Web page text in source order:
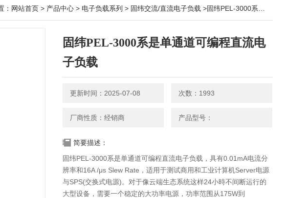
： 网站首页 > 产品中心 > 电子负载系列 > 固纬交流/直流电子负载 >固纬PEL-3000系是单通道可编程直流电子负载
固纬PEL-3000系是单通道可编程直流电
子负载
更新时间：2025-07-08 次数：1993
厂商性质：经销商 产品型号：
简要描述：
固纬PEL-3000系是单通道可编程直流电子负载，具有0.01mA电流分
辨率和16A /μs Slew Rate，适用于测试商用和工业计算机Server电源
与SPS(交换式电源)。对于像云端生态系统这样24小時不间断运行的
大型设备，需要一个稳定的大功率电源，功率范围从175W到